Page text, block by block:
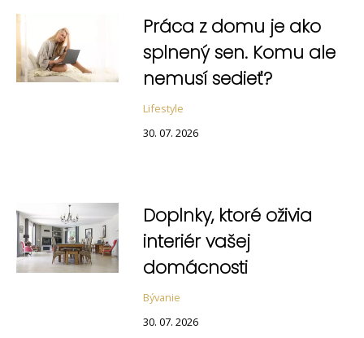
Práca z domu je ako
splnený sen. Komu ale
nemusí sedieť?
Lifestyle
30. 07. 2026
Doplnky, ktoré oživia
interiér vašej
domácnosti
Bývanie
30. 07. 2026